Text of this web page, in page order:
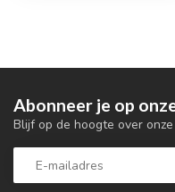
Abonneer je op
Blijf op de hoogte over